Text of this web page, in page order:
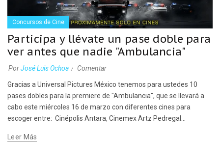
Concursos de Cine
Participa y llévate un pase doble para
ver antes que nadie "Ambulancia"
PorJosé Luis Ochoa Comentar
Gracias a Universal Pictures México tenemos para ustedes 10
pases dobles para la premiere de "Ambulancia", que se llevará a
cabo este miércoles 16 de marzo con diferentes cines para
escoger entre: Cinépolis Antara, Cinemex Artz Pedregal...
Leer Más